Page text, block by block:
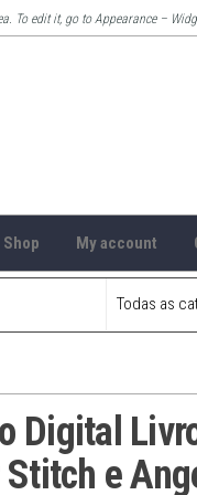
To edit it, go to Appearance –
Shop My account
Digital
e